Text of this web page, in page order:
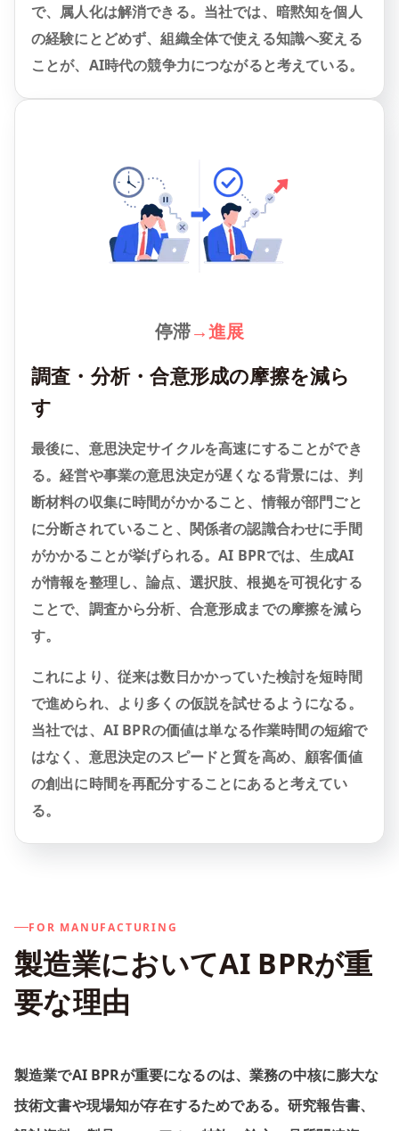
で、属人化は解消できる。当社では、暗黙知を個人
の経験にとどめず、組織全体で使える知識へ変える
ことが、AI時代の競争力につながると考えている。
停滞→進展
調査・分析・合意形成の摩擦を減ら
す
最後に、意思決定サイクルを高速にすることができ
る。経営や事業の意思決定が遅くなる背景には、判
断材料の収集に時間がかかること、情報が部門ごと
に分断されていること、関係者の認識合わせに手間
がかかることが挙げられる。AI BPRでは、生成AI
が情報を整理し、論点、選択肢、根拠を可視化する
ことで、調査から分析、合意形成までの摩擦を減ら
す。
これにより、従来は数日かかっていた検討を短時間
で進められ、より多くの仮説を試せるようになる。
当社では、AI BPRの価値は単なる作業時間の短縮で
はなく、意思決定のスピードと質を高め、顧客価値
の創出に時間を再配分することにあると考えてい
る。
FOR MANUFACTURING
製造業においてAI BPRが重
要な理由
製造業でAI BPRが重要になるのは、業務の中核に膨大な
技術文書や現場知が存在するためである。研究報告書、